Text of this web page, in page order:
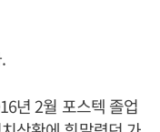
년 2월 포스텍 졸업